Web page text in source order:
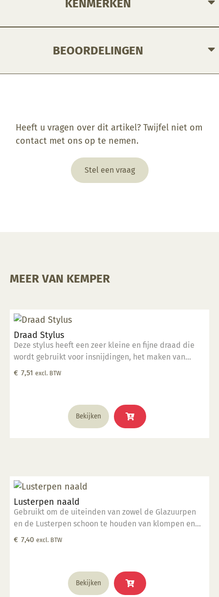
KENMERKEN
BEOORDELINGEN
Heeft u vragen over dit artikel? Twijfel niet om
contact met ons op te nemen.
Stel een vraag
MEER VAN KEMPER
Draad Stylus
Deze stylus heeft een zeer kleine en fijne draad die
wordt gebruikt voor insnijdingen, het maken van
groeven van verschillende grootte en het detailleren
€ 7,51 excl. BTW
Bekijken
Lusterpen naald
Gebruikt om de uiteinden van zowel de Glazuurpen
en de Lusterpen schoon te houden van klompen en
deeltjes.
€ 7,40 excl. BTW
Bekijken